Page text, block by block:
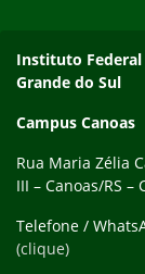
Instituto Federal
Grande do Sul
Campus Canoas
Rua Maria Zélia
III – Canoas/RS –
Telefone /
(clique)